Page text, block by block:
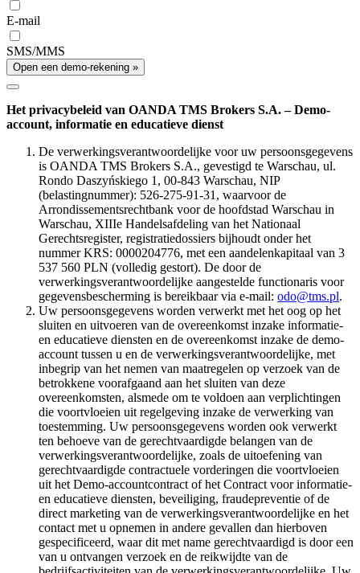
E-mail
SMS/MMS
Open een demo-rekening »
Het privacybeleid van OANDA TMS Brokers S.A. – Demo-
account, informatie en educatieve dienst
De verwerkingsverantwoordelijke voor uw persoonsgegevens
is OANDA TMS Brokers S.A., gevestigd te Warschau, ul.
Rondo Daszyńskiego 1, 00-843 Warschau, NIP
(belastingnummer): 526-275-91-31, waarvoor de
Arrondissementsrechtbank voor de hoofdstad Warschau in
Warschau, XIIIe Handelsafdeling van het Nationaal
Gerechtsregister, registratiedossiers bijhoudt onder het
nummer KRS: 0000204776, met een aandelenkapitaal van 3
537 560 PLN (volledig gestort). De door de
verwerkingsverantwoordelijke aangestelde functionaris voor
gegevensbescherming is bereikbaar via e-mail: odo@tms.pl.
Uw persoonsgegevens worden verwerkt met het oog op het
sluiten en uitvoeren van de overeenkomst inzake informatie-
en educatieve diensten en de overeenkomst inzake de demo-
account tussen u en de verwerkingsverantwoordelijke, met
inbegrip van het nemen van maatregelen op verzoek van de
betrokkene voorafgaand aan het sluiten van deze
overeenkomsten, alsmede om te voldoen aan verplichtingen
die voortvloeien uit regelgeving inzake de verwerking van
toestemming. Uw persoonsgegevens worden ook verwerkt
ten behoeve van de gerechtvaardigde belangen van de
verwerkingsverantwoordelijke, zoals de uitoefening van
gerechtvaardigde contractuele vorderingen die voortvloeien
uit het Demo-accountcontract of het Contract voor informatie-
en educatieve diensten, beveiliging, fraudepreventie of de
direct marketing van de verwerkingsverantwoordelijke en het
contact met u opnemen in andere gevallen dan hierboven
gespecificeerd, waar dit met name gerechtvaardigd is door een
van u ontvangen verzoek en de reikwijdte van de